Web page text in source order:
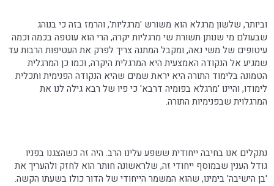
וביותר, שלשון מרגלא הוא משורש 'מרגליות', והרמז בזה כי בנוהג
שבעולם מי שנותן תשורת שי מרגליות יקרה, הרי הוא עוטפה בכמה וכמה
עיטופים של משי נאה, ומקבל המתנה צריך לפרק את העטיפות הרבות עד
שמגיע אל הנקודה האמצעית היא המרגלית היקרה, וכמו כן המרגלית
הטמונה בלימוד התורה היא יראת שמים שהיא הנקודה הפנימית ותכלית
לימודו, והיינו 'מרגלא בפומיה דרבא' כי פיו של רבא גילה לנו את
המרגלױת שבפנימיות התורה.
נתקלים אנו בחיבה ייחודית ששפע עלינו הרב. היה זה כשהצגנו בפניו
גודל הענין שבמוסף ייחודי זה, שלראשונה חותר הוא לחזק ולהעריך את
'בן הישיבה' בימינו, שהוא המשמר הייחודי של הדור כולו בשעתו הקשה.